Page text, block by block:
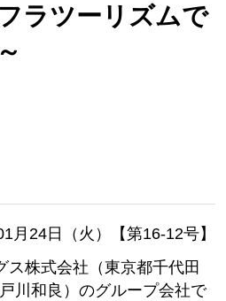
ラツーリズムで
月24日（火）【第16-12号】
ス株式会社（東京都千代田
川和良）のグループ会社で